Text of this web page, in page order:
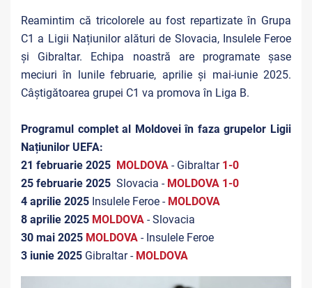
Reamintim că tricolorele au fost repartizate în Grupa
C1 a Ligii Națiunilor alături de Slovacia, Insulele Feroe
și Gibraltar. Echipa noastră are programate șase
meciuri în lunile februarie, aprilie și mai-iunie 2025.
Câștigătoarea grupei C1 va promova în Liga B.
Programul complet al Moldovei în faza grupelor Ligii
Națiunilor UEFA:
21 februarie 2025 MOLDOVA - Gibraltar 1-0
25 februarie 2025 Slovacia - MOLDOVA 1-0
4 aprilie 2025 Insulele Feroe - MOLDOVA
8 aprilie 2025 MOLDOVA - Slovacia
30 mai 2025 MOLDOVA - Insulele Feroe
3 iunie 2025 Gibraltar - MOLDOVA